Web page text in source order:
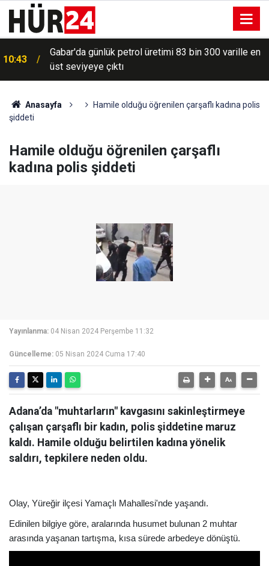
10:43
Gabar'da günlük petrol üretimi 83 bin 300 varille en
üst seviyeye çıktı
Anasayfa
Hamile olduğu öğrenilen çarşaflı kadına polis
şiddeti
Hamile olduğu öğrenilen çarşaflı
kadına polis şiddeti
Yayınlanma: 04 Nisan 2024 Perşembe 11:32
Güncelleme: 05 Nisan 2024 Cuma 17:40
Adana’da "muhtarların" kavgasını sakinleştirmeye
çalışan çarşaflı bir kadın, polis şiddetine maruz
kaldı. Hamile olduğu belirtilen kadına yönelik
saldırı, tepkilere neden oldu.
Olay, Yüreğir ilçesi Yamaçlı Mahallesi'nde yaşandı.
Edinilen bilgiye göre, aralarında husumet bulunan 2 muhtar
arasında yaşanan tartışma, kısa sürede arbedeye dönüştü.